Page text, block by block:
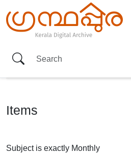
Items
Subject is exactly Monthly